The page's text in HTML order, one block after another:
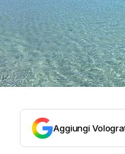
Aggiungi